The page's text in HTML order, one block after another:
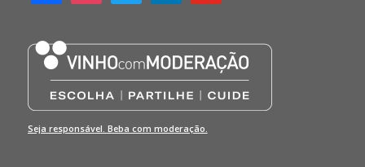
Seja responsável. Beba com moderação.